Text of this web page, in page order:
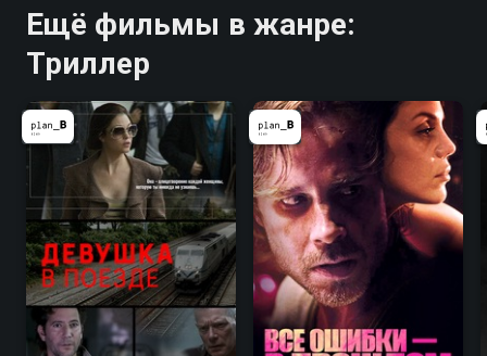
Ещё фильмы в жанре:
Триллер